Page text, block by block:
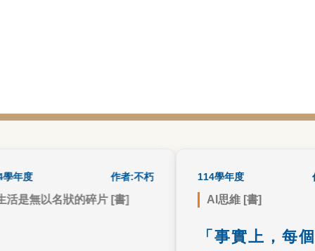
作者:不朽
無以名狀的碎片 [書]
書籍心得 114學年度 作者:
AI思維 [書]
「事實上，每個人
書籍
下伏筆，又表達了作者